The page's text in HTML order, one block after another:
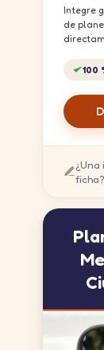
Integre
de
100
ficha?